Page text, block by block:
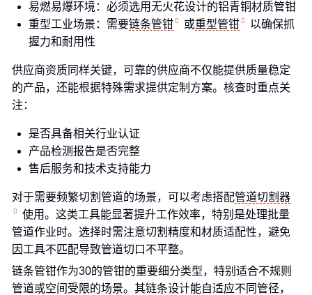
易燃易爆环境：必须选用无火花设计的铝青铜材质管钳
重型工业场景：需要链条管钳 或重型管钳
以确保抓
握力和耐用性
供应商资质同样关键，可靠的供应商不仅能提供质量稳定
的产品，还能根据特殊需求提供定制方案。核查时重点关
注：
是否具备相关行业认证
产品检测报告是否完整
售后服务和技术支持能力
对于需要频繁切割管道的场景，可以考虑搭配管道切割器
使用。这类工具能显著提升工作效率，特别是处理批量
管道作业时。选择时需注意切割精度和材质适配性，避免
因工具不匹配导致管道切口不平整。
链条管钳作为30的管钳的重要细分类型，特别适合不规则
管道或空间受限的场景。其链条设计能自适应不同管径，